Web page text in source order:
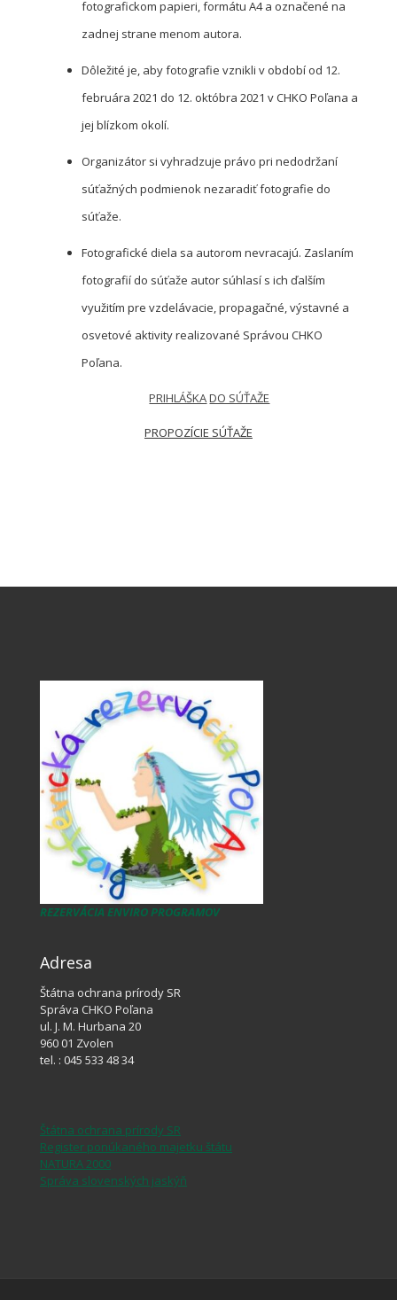
fotografickom papieri, formátu A4 a označené na
zadnej strane menom autora.
Dôležité je, aby fotografie vznikli v období od 12.
februára 2021 do 12. októbra 2021 v CHKO Poľana a
jej blízkom okolí.
Organizátor si vyhradzuje právo pri nedodržaní
súťažných podmienok nezaradiť fotografie do
súťaže.
Fotografické diela sa autorom nevracajú. Zaslaním
fotografií do súťaže autor súhlasí s ich ďalším
využitím pre vzdelávacie, propagačné, výstavné a
osvetové aktivity realizované Správou CHKO
Poľana.
PRIHLÁŠKADO SÚŤAŽE
PROPOZÍCIE SÚŤAŽE
REZERVÁCIA ENVIRO PROGRAMOV
Adresa
Štátna ochrana prírody SR
Správa CHKO Poľana
ul. J. M. Hurbana 20
960 01 Zvolen
tel. : 045 533 48 34
Štátna ochrana prírody SR
Register ponúkaného majetku štátu
NATURA 2000
Správa slovenských jaskýň